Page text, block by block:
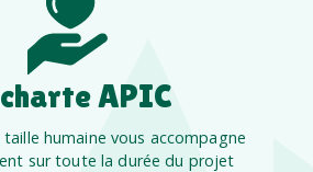
APIC
humaine vous accompagne
sur toute la durée du projet